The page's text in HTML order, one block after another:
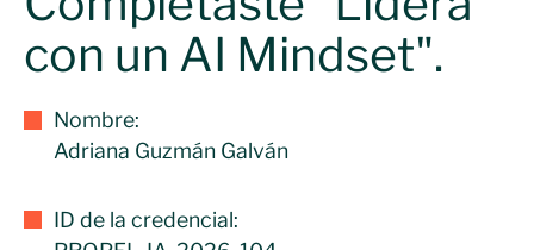
con un AI Mindset".
Nombre:
Adriana Guzmán Galván
ID de la credencial: